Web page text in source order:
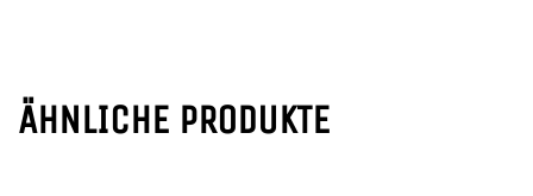
ÄHNLICHE PRODUKTE